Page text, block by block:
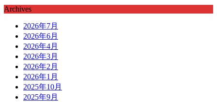
Archives
2026年7月
2026年6月
2026年4月
2026年3月
2026年2月
2026年1月
2025年10月
2025年9月